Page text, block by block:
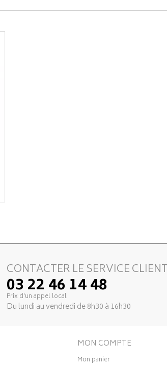
CONTACTER LE SERVICE CLIENT
03 22 46 14 48
Prix d’un appel local
Du lundi au vendredi de 8h30 à 16h30
MON COMPTE
Mon panier